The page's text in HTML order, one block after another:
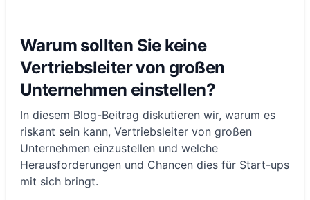
Warum sollten Sie keine
Vertriebsleiter von großen
Unternehmen einstellen?
In diesem Blog-Beitrag diskutieren wir, warum es
riskant sein kann, Vertriebsleiter von großen
Unternehmen einzustellen und welche
Herausforderungen und Chancen dies für Start-ups
mit sich bringt.